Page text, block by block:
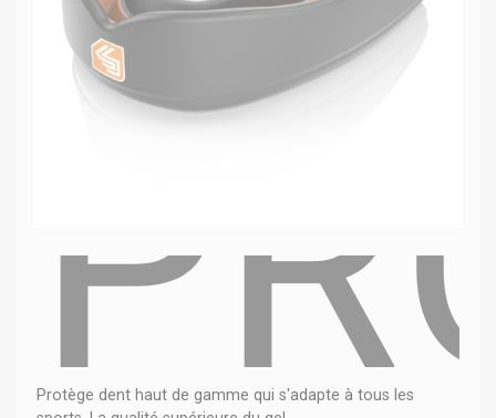
Protège dent haut de gamme qui s'adapte à tous les